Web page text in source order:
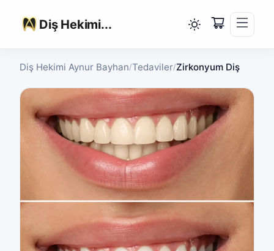
Diş Hekimi...
Diş Hekimi Aynur Bayhan/Tedaviler/Zirkonyum Diş